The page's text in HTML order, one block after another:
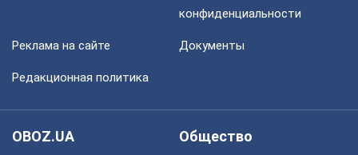
конфиденциальности
Реклама на сайте Документы
Редакционная политика
OBOZ.UA
Общество